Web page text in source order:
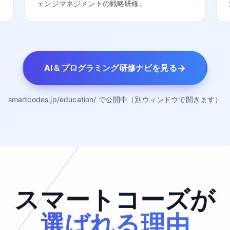
ェンジマネジメントの戦略研修。
AI＆プログラミング研修ナビを見る→
smartcodes.jp/education/ で公開中（別ウィンドウで開きます）
スマートコーズが